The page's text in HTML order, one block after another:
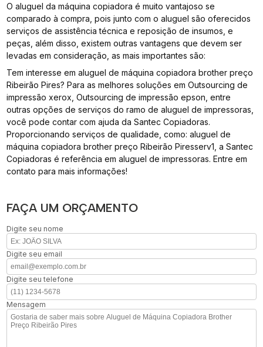
O aluguel da máquina copiadora é muito vantajoso se
comparado à compra, pois junto com o aluguel são oferecidos
serviços de assistência técnica e reposição de insumos, e
peças, além disso, existem outras vantagens que devem ser
levadas em consideração, as mais importantes são:
Tem interesse em aluguel de máquina copiadora brother preço
Ribeirão Pires? Para as melhores soluções em Outsourcing de
impressão xerox, Outsourcing de impressão epson, entre
outras opções de serviços do ramo de aluguel de impressoras,
você pode contar com ajuda da Santec Copiadoras.
Proporcionando serviços de qualidade, como: aluguel de
máquina copiadora brother preço Ribeirão Piresserv1, a Santec
Copiadoras é referência em aluguel de impressoras. Entre em
contato para mais informações!
FAÇA UM ORÇAMENTO
Digite seu nome
Digite seu email
Digite seu telefone
Mensagem